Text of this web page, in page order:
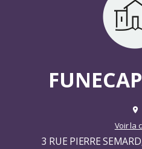
place
Voir la
3 RUE PIERRE